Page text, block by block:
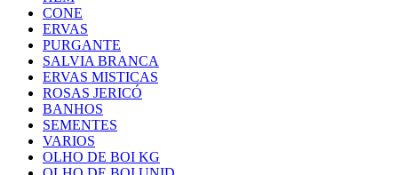
CONE
ERVAS
PURGANTE
SALVIA BRANCA
ERVAS MISTICAS
ROSAS JERICÓ
BANHOS
SEMENTES
VARIOS
OLHO DE BOI KG